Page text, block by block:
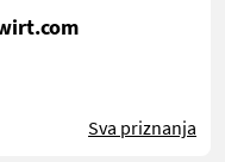
Sva priznanja